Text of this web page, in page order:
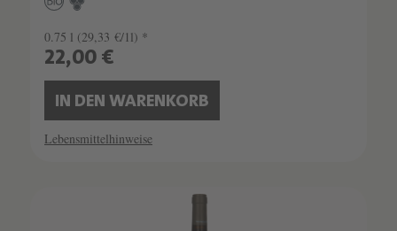
0.75 l (29,33 €/1l) *
22,00 €
IN DEN WARENKORB
Lebensmittelhinweise